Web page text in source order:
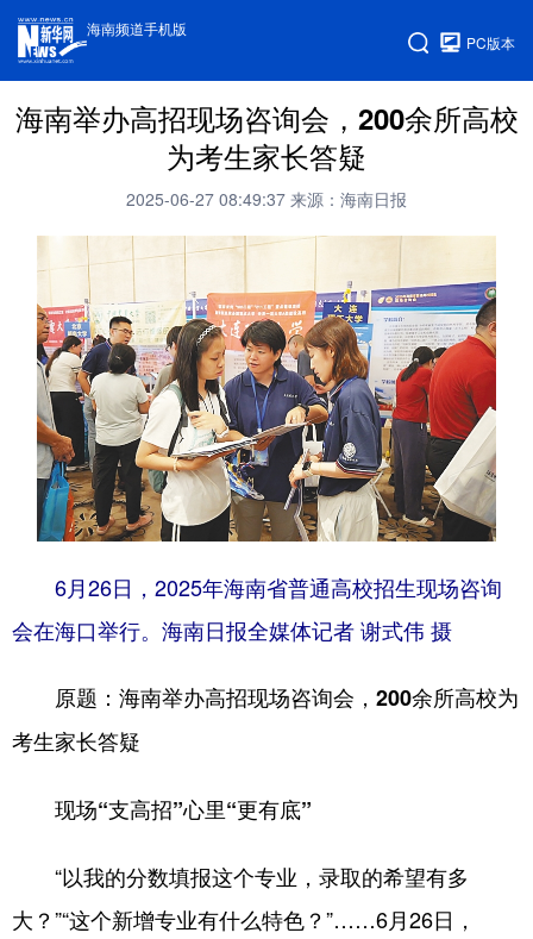
海南频道手机版
PC版本
海南举办高招现场咨询会，200余所高校
为考生家长答疑
2025-06-27 08:49:37 来源：海南日报
6月26日，2025年海南省普通高校招生现场咨询
会在海口举行。海南日报全媒体记者 谢式伟 摄
原题：海南举办高招现场咨询会，200余所高校为
考生家长答疑
现场“支高招”心里“更有底”
“以我的分数填报这个专业，录取的希望有多
大？”“这个新增专业有什么特色？”……6月26日，